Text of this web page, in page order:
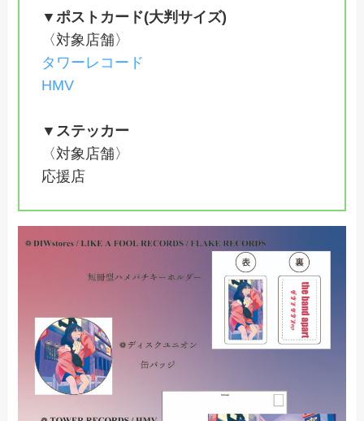
▼ポストカード(大判サイズ)
〈対象店舗〉
タワーレコード
HMV
▼ステッカー
〈対象店舗〉
応援店